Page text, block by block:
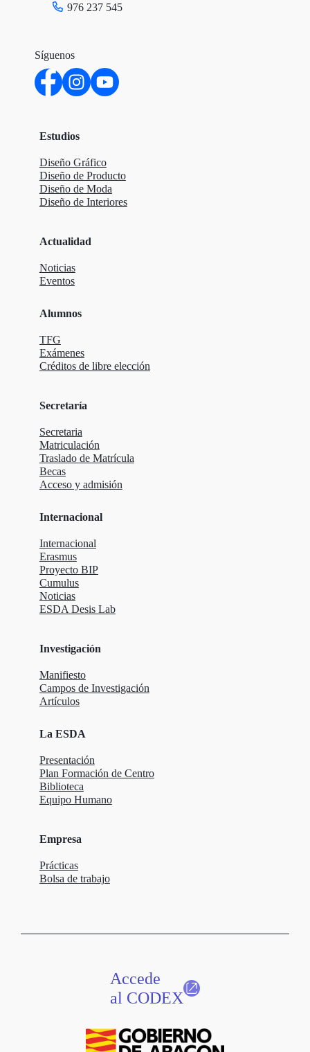
976 237 545
Síguenos
Estudios
Diseño Gráfico
Diseño de Producto
Diseño de Moda
Diseño de Interiores
Actualidad
Noticias
Eventos
Alumnos
TFG
Exámenes
Créditos de libre elección
Secretaría
Secretaria
Matriculación
Traslado de Matrícula
Becas
Acceso y admisión
Internacional
Internacional
Erasmus
Proyecto BIP
Cumulus
Noticias
ESDA Desis Lab
Investigación
Manifiesto
Campos de Investigación
Artículos
La ESDA
Presentación
Plan Formación de Centro
Biblioteca
Equipo Humano
Empresa
Prácticas
Bolsa de trabajo
Accede
al CODEX